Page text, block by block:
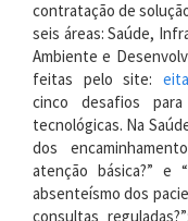
contratação de
seis áreas: Saúde,
Ambiente e
feitas pelo site:
cinco desafios
tecnológicas. Na
dos
atenção básica?” e
absenteísmo dos
consultas